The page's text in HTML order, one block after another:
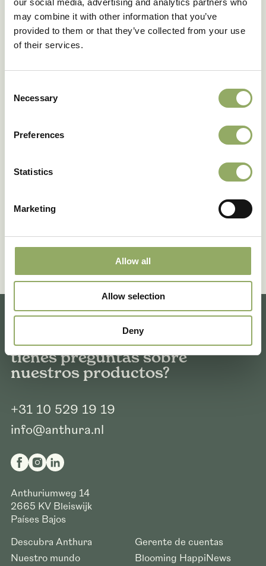
our social media, advertising and analytics partners who
may combine it with other information that you’ve
provided to them or that they’ve collected from your use
of their services.
Selection
Necessary
Preferences
Statistics
Marketing
Allow all
Allow selection
Deny
Visitar nuestro invernadero
Concertar una cita con uno de nuestros colegas
¿Quieres saber más o
tienes preguntas sobre
nuestros productos?
+31 10 529 19 19
info@anthura.nl
Anthuriumweg 14
2665 KV Bleiswijk
Países Bajos
Descubra Anthura
Nuestro mundo
Gerente de cuentas
Blooming HappiNews